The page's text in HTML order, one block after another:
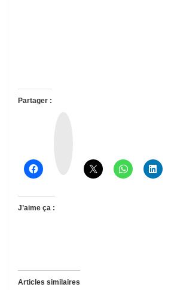
Partager :
J’aime ça :
Articles similaires